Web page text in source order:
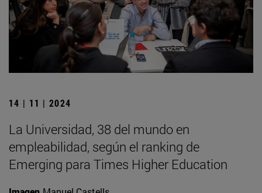
14 | 11 | 2024
La Universidad, 38 del mundo en
empleabilidad, según el ranking de
Emerging para Times Higher Education